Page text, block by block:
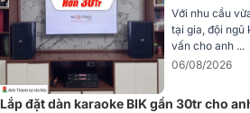
Amply BIK BJ-A88 đem đến chất âm
bản nhạc với nhiều thể loại khác nhau
chi tiết
Với nhu cầu
tại gia, đội ngũ
vấn cho anh ...
06/08/2026
Lắp đặt dàn karaoke BIK gần 30tr cho